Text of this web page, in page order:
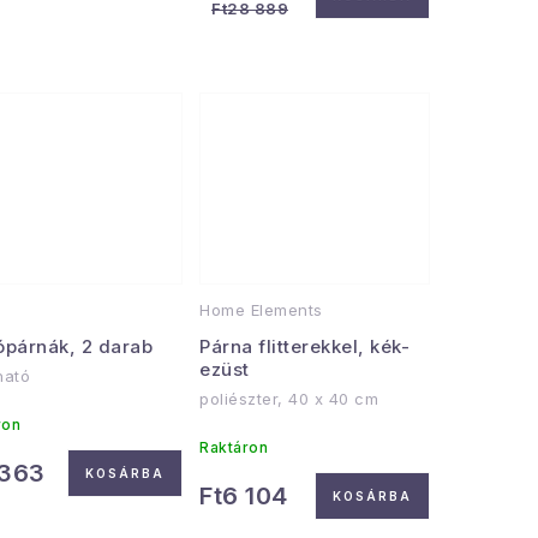
Ft28 889
2 darab
KOSÁRBA
Home Elements
Párna flitterekkel, kék-
ezüst
poliészter, 40 x 40 cm
Raktáron
Ft6 104 KOSÁRBA